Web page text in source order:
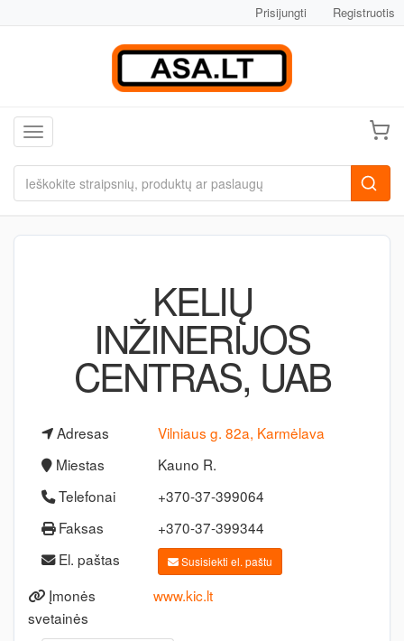
Prisijungti Registruotis
Toggle navigation
KELIŲ
INŽINERIJOS
CENTRAS, UAB
Adresas
Vilniaus g. 82a, Karmėlava
Miestas
Kauno R.
Telefonai
+370-37-399064
Faksas
+370-37-399344
El. paštas
Susisiekti el. paštu
Įmonės
svetainės
www.kic.lt